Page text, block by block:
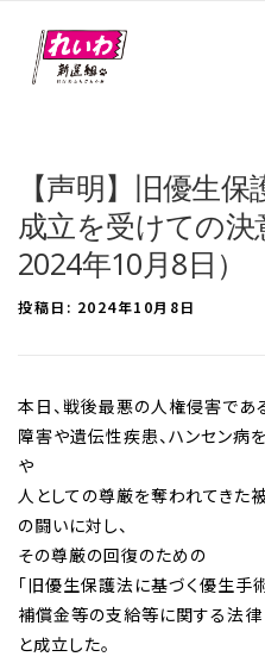
【声明】旧優生
成立を受けての
2024年10月8日）
投稿日: 2024年10月8日
本日、戦後最悪の人権侵害であ
障害や遺伝性疾患、ハンセン病
や
人としての尊厳を奪われてきた
の闘いに対し、
その尊厳の回復のための
「旧優生保護法に基づく優生手
補償金等の支給等に関する法律（
と成立した。